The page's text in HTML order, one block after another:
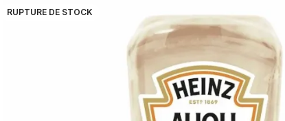
RUPTURE DE STOCK